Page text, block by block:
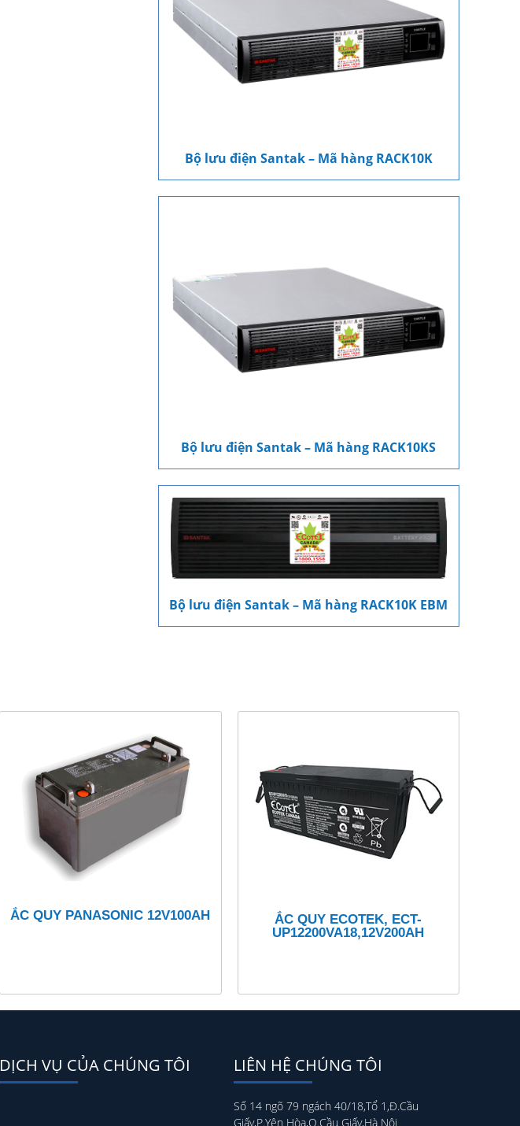
Bộ lưu điện Santak – Mã hàng RACK10K
Bộ lưu điện Santak – Mã hàng RACK10KS
Bộ lưu điện Santak – Mã hàng RACK10K EBM
ẮC QUY PANASONIC 12V100AH
ẮC QUY ECOTEK, ECT-
UP12200VA18,12V200AH
DỊCH VỤ CỦA CHÚNG TÔI LIÊN HỆ CHÚNG TÔI
Số 14 ngõ 79 ngách 40/18,Tổ 1,Đ.Cầu
Giấy,P.Yên Hòa,Q.Cầu Giấy,Hà Nội